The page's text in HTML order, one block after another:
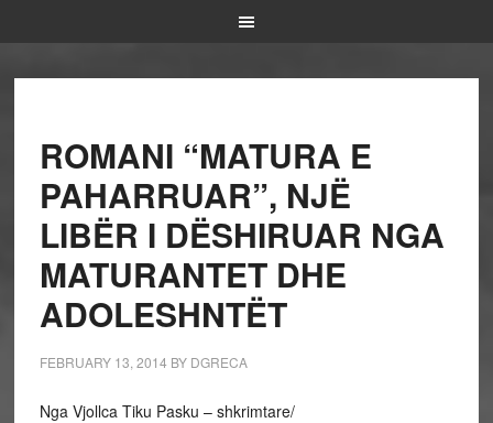
ROMANI “MATURA E
PAHARRUAR”, NJË
LIBËR I DËSHIRUAR NGA
MATURANTET DHE
ADOLESHNTËT
FEBRUARY 13, 2014 BY DGRECA
Nga Vjollca Tiku Pasku – shkrimtare/